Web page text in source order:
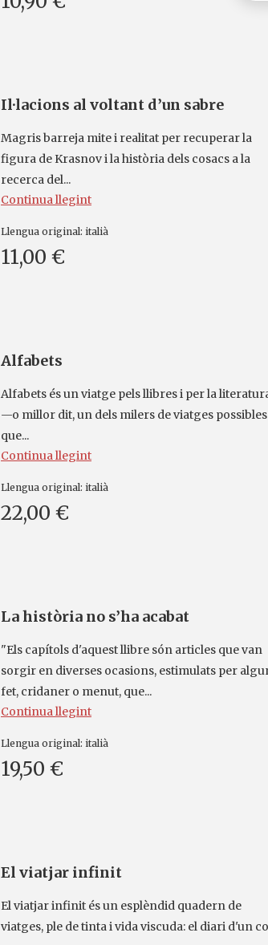
Il·lacions al voltant d’un sabre
Magris barreja mite i realitat per recuperar la
figura de Krasnov i la història dels cosacs a la
recerca del...
Continua llegint
Llengua original: italià
11,00 €
Alfabets
Alfabets és un viatge pels llibres i per la
—o millor dit, un dels milers de viatges possibles
que...
Continua llegint
Llengua original: italià
22,00 €
La història no s’ha acabat
"Els capítols d'aquest llibre són articles que van
sorgir en diverses ocasions, estimulats per
fet, cridaner o menut, que...
Continua llegint
Llengua original: italià
19,50 €
El viatjar infinit
El viatjar infinit és un esplèndid quadern de
viatges, ple de tinta i vida viscuda: el diari d'un